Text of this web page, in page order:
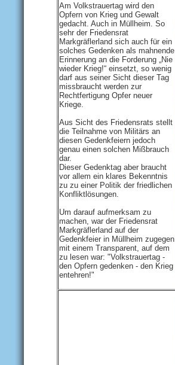
Am Volkstrauertag wird den
Opfern von Krieg und Gewalt
gedacht. Auch in Müllheim. So
sehr der Friedensrat
Markgräflerland sich auch für ein
solches Gedenken als mahnende
Erinnerung an die Forderung „Nie
wieder Krieg!“ einsetzt, so wenig
darf aus seiner Sicht dieser Tag
missbraucht werden zur
Rechtfertigung Opfer neuer
Kriege.
Aus Sicht des Friedensrats stellt
die Teilnahme von Militärs an
diesen Gedenkfeiern jedoch
genau einen solchen Mißbrauch
dar.
Dieser Gedenktag aber braucht
vor allem ein klares Bekenntnis
zu zu einer Politik der friedlichen
Konfliktlösungen.
Um darauf aufmerksam zu
machen, war der Friedensrat
Markgräflerland auf der
Gedenkfeier in Müllheim zugegen
mit einem Transparent, auf dem
zu lesen war: "Volkstrauertag -
den Opfern gedenken - den Krieg
entehren!"